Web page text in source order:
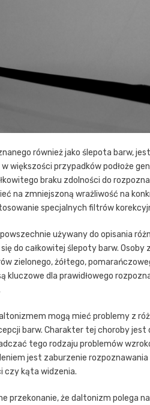
również jako ślepota barw,
większości przypadków podłoże
braku zdolności do
na zmniejszoną wrażliwość na
specjalnych filtrów
używany do opisania
do całkowitej ślepoty barw.
zielonego, żółtego,
kluczowe dla prawidłowego
mogą mieć problemy z
barw. Charakter tej choroby
tego rodzaju problemów
jest zaburzenie
czy kąta widzenia.
przekonanie, że daltonizm polega